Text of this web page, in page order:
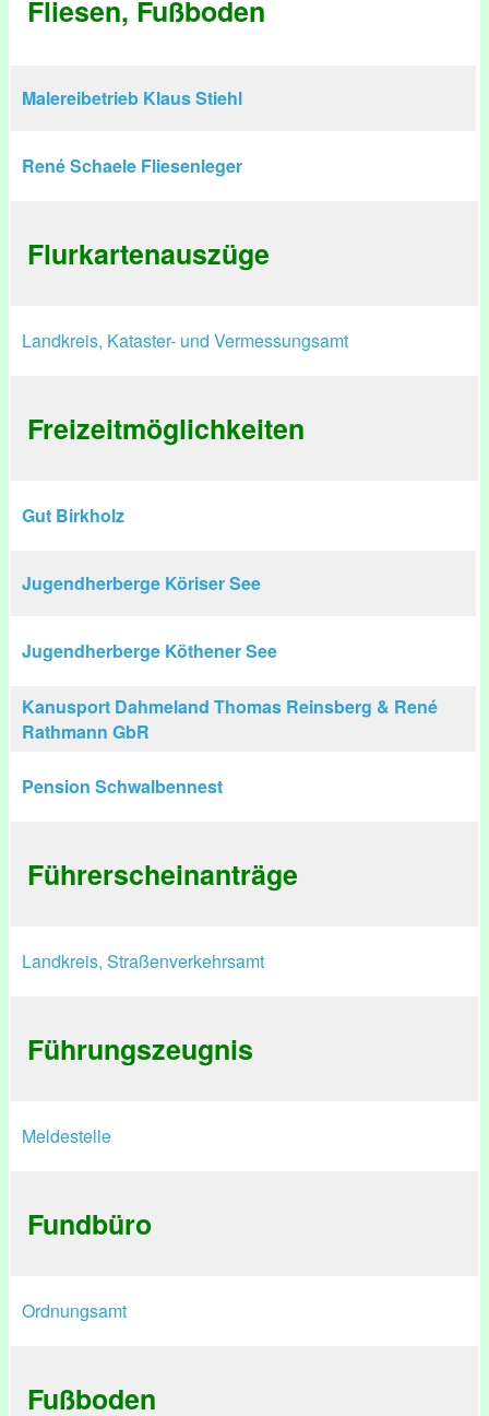
Fliesen, Fußboden
Malereibetrieb Klaus Stiehl
René Schaele Fliesenleger
Flurkartenauszüge
Landkreis, Kataster- und Vermessungsamt
Freizeitmöglichkeiten
Gut Birkholz
Jugendherberge Köriser See
Jugendherberge Köthener See
Kanusport Dahmeland Thomas Reinsberg & René
Rathmann GbR
Pension Schwalbennest
Führerscheinanträge
Landkreis, Straßenverkehrsamt
Führungszeugnis
Meldestelle
Fundbüro
Ordnungsamt
Fußboden